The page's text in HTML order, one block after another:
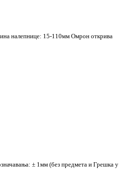
налепнице: 15-110мм Омрон открива
± 1мм (без предмета и Грешка у